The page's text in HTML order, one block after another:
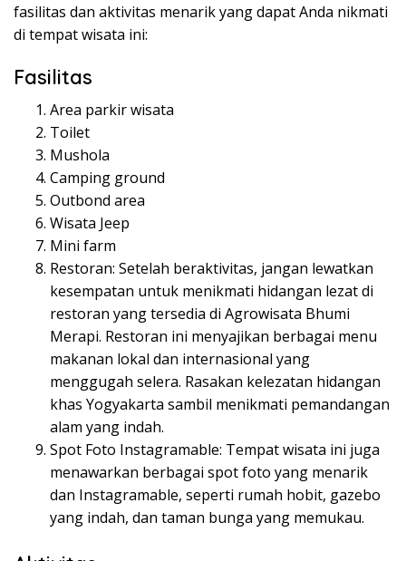
fasilitas dan aktivitas menarik yang dapat Anda nikmati
di tempat wisata ini:
Fasilitas
Area parkir wisata
Toilet
Mushola
Camping ground
Outbond area
Wisata Jeep
Mini farm
Restoran: Setelah beraktivitas, jangan lewatkan
kesempatan untuk menikmati hidangan lezat di
restoran yang tersedia di Agrowisata Bhumi
Merapi. Restoran ini menyajikan berbagai menu
makanan lokal dan internasional yang
menggugah selera. Rasakan kelezatan hidangan
khas Yogyakarta sambil menikmati pemandangan
alam yang indah.
Spot Foto Instagramable: Tempat wisata ini juga
menawarkan berbagai spot foto yang menarik
dan Instagramable, seperti rumah hobit, gazebo
yang indah, dan taman bunga yang memukau.